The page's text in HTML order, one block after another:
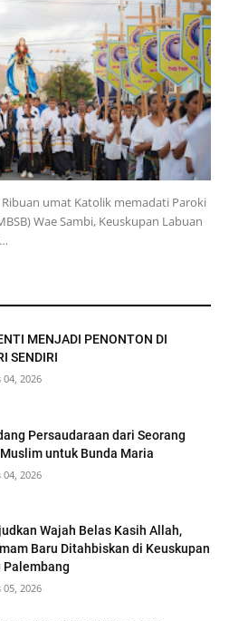
umat Katolik memadati Paroki
Wae Sambi, Keuskupan Labuan
MENJADI PENONTON DI
SENDIRI
04, 2026
Persaudaraan dari Seorang
untuk Bunda Maria
04, 2026
Wajah Belas Kasih Allah,
Baru Ditahbiskan di Keuskupan
Palembang
05, 2026